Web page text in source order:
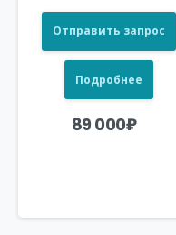
Отправить запрос
Подробнее
89 000₽